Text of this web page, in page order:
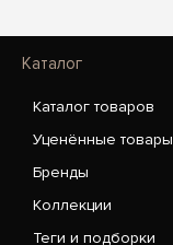
Каталог
Каталог товаров
Уценённые товары
Бренды
Коллекции
Теги и подборки